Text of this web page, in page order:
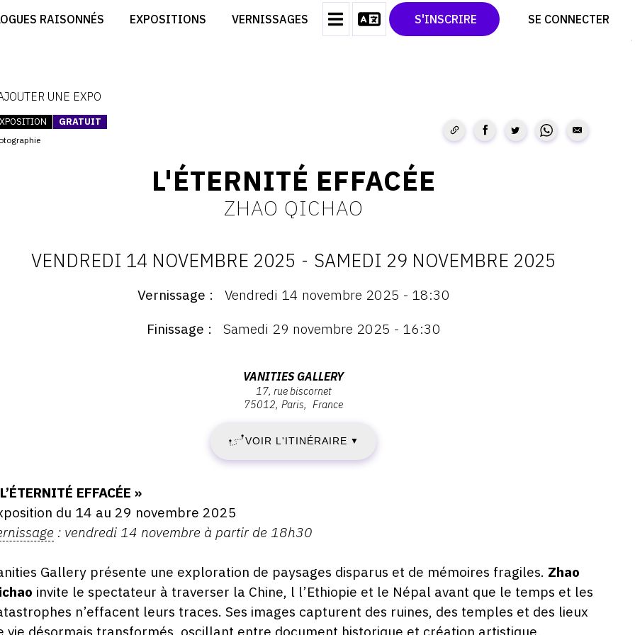
RAISONNÉS EXPOSITIONS VERNISSAGES S'INSCRIRE SE CONNECTER
CRÉER SON CATALOGUE D'EXPO
CONTACT
CGU
TWITTER
PINTEREST
UNE EXPO
GRATUIT
L'ÉTERNITÉ EFFACÉE
ZHAO QICHAO
DATES
:
14
NOVEMBRE
2025
SAMEDI
NOVEMBRE
2025
VENDREDI 14 NOVEMBRE 2025 - SAMEDI 29 NOVEMBRE 2025
Vernissage
Vendredi 14 novembre 2025 - 18:30
Finissage
Samedi 29 novembre 2025 - 16:30
75012
Paris
VANITIES GALLERY
17, rue biscornet
75012 Paris France
VOIR L'ITINÉRAIRE ▼
EFFACÉE »
du 14 au 29 novembre 2025
: vendredi 14 novembre à partir de 18h30
Gallery présente une exploration de paysages disparus et de mémoires fragiles. Zhao
invite le spectateur à traverser la Chine, l l’Ethiopie et le Népal avant que le temps et les
n’effacent leurs traces. Ses images capturent des ruines, des temples et des lieux
vie désormais transformés, oscillant entre document historique et création artistique.